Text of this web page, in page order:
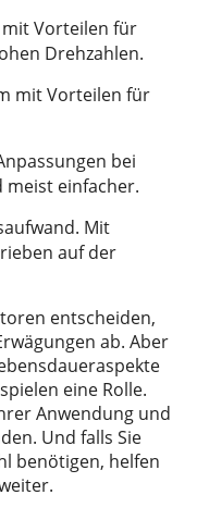
Vorteilen für
Drehzahlen.
mit Vorteilen für
bei
einfacher.
Mit
auf der
entscheiden,
ab. Aber
eine Rolle.
Anwendung und
Und falls Sie
benötigen, helfen